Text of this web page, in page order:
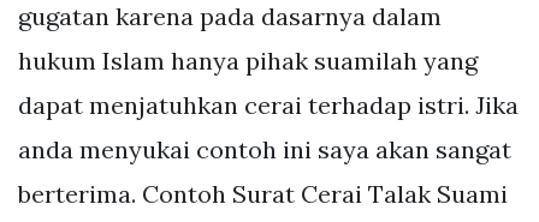
gugatan karena pada dasarnya dalam
hukum Islam hanya pihak suamilah yang
dapat menjatuhkan cerai terhadap istri. Jika
anda menyukai contoh ini saya akan sangat
berterima. Contoh Surat Cerai Talak Suami